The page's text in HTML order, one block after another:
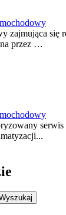
zajmująca się
przez …